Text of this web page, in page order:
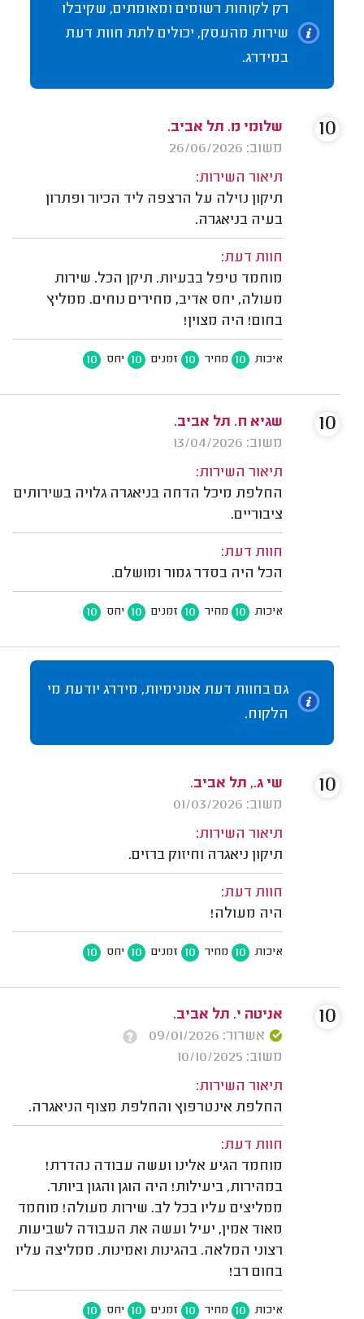
רק לקוחות רשומים ומאומתים, שקיבלו
שירות מהעסק, יכולים לתת חוות דעת
במידרג.
שלומי מ. תל אביב.
משוב: 26/06/2026
תיאור השירות:
תיקון נזילה על הרצפה ליד הכיור ופתרון
בעיה בניאגרה.
חוות דעת:
מוחמד טיפל בבעיות. תיקן הכל. שירות
מעולה, יחס אדיב, מחירים נוחים. ממליץ
בחום! היה מצוין!
איכות 10 מחיר 10 זמנים 10 יחס 10
10
שגיא ח. תל אביב.
משוב: 13/04/2026
תיאור השירות:
החלפת מיכל הדחה בניאגרה גלויה בשירותים
ציבוריים.
חוות דעת:
הכל היה בסדר גמור ומושלם.
איכות 10 מחיר 10 זמנים 10 יחס 10
10
גם בחוות דעת אנונימיות, מידרג יודעת מי
הלקוח.
שי ג., תל אביב.
משוב: 01/03/2026
תיאור השירות:
תיקון ניאגרה וחיזוק ברזים.
חוות דעת:
היה מעולה!
איכות 10 מחיר 10 זמנים 10 יחס 10
10
אניטה י. תל אביב.
אשרור: 09/01/2026
משוב: 10/10/2025
תיאור השירות:
החלפת אינטרפוץ והחלפת מצוף הניאגרה.
חוות דעת:
מוחמד הגיע אלינו ועשה עבודה נהדרת!
במהירות, ביעילות! היה הוגן והגון ביותר.
ממליצים עליו בכל לב. שירות מעולה! מוחמד
מאוד אמין, יעיל ועשה את העבודה לשביעות
רצוני המלאה. בהגינות ואמינות. ממליצה עליו
בחום רב!
איכות 10 מחיר 10 זמנים 10 יחס 10
10